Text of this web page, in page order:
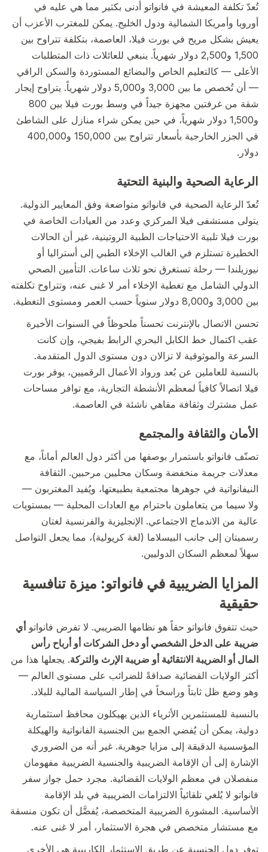
تُعدّ تكلفة المعيشة في فانواتو أدنى بكثير مما هي عليه في
أوروبا وأمريكا الشمالية ودول الخليج. يمكن للمغترب الأعزب أن
يعيش بشكل مريح في بورت فيلا، العاصمة، بتكلفة تتراوح بين
1,500 و2,500 دولار شهرياً. ينبغي للعائلات ذات المتطلبات
الأعلى — كالتعليم الخاص والبضائع المستوردة والسكن الراقي
— أن تُخصص ما بين 3,000 و5,000 دولار شهرياً. يتراوح إيجار
شقة من غرفتين مجهزة جيداً في وسط بورت فيلا بين 800
و1,500 دولار شهرياً، في حين يمكن شراء منازل على الشاطئ
في الجزر الخارجية بأسعار تتراوح بين 150,000 و400,000
دولار.
الرعاية الصحية والبنية التحتية
تُعدّ الرعاية الصحية في فانواتو متواضعة وفق المعايير الدولية.
يتولى مستشفى فيلا المركزي وعدد من العيادات الخاصة في
بورت فيلا تلبية الاحتياجات الطبية الروتينية، غير أن الحالات
الخطيرة تستلزم في الغالب الإخلاء الطبي إلى أستراليا أو
نيوزيلندا — رحلة تستغرق نحو ثلاث ساعات. التأمين الصحي
الدولي الشامل مع تغطية الإخلاء أمر لا غنى عنه، وتتراوح تكلفته
بين 3,000 و8,000 دولار سنوياً حسب العمر ومستوى التغطية.
تحسن الاتصال بالإنترنت تحسناً ملحوظاً في السنوات الأخيرة
عقب اكتمال خط الكابل البحري الرابط بفيجي، وإن كانت
السرعة والموثوقية لا تزالان دون مستوى الدول المتقدمة.
بالنسبة للعاملين عن بُعد ورواد الأعمال الرقميين، يوفر بورت
فيلا اتصالاً كافياً لمعظم الأنشطة التجارية، مع توافر مساحات
عمل مشترك وثقافة مقاهي ناشئة في العاصمة.
الأمان والثقافة والمجتمع
تصنّف فانواتو باستمرار بوصفها من أكثر دول العالم أماناً، مع
معدلات جريمة منخفضة وسكان محليين مرحبين. الثقافة
النيفانواتية في جوهرها مجتمعية بطبيعتها، ويُفيد المغتربون —
ولا سيما من يتعاملون باحترام مع العادات المحلية — بمستويات
عالية من الاندماج الاجتماعي. الإنجليزية والفرنسية لغتان
رسميتان إلى جانب البيسلاما (لغة كريولية)، مما يجعل التواصل
سهلاً لمعظم السكان الدوليين.
المزايا الضريبية في فانواتو: ميزة تنافسية
حقيقية
حيث تتفوق فانواتو حقاً هو نظامها الضريبي. لا تفرض فانواتو أي
ضريبة على الدخل الشخصي أو دخل الشركات أو أرباح رأس
المال أو الضريبة الانتقائية أو ضريبة الإرث والتركة. يجعلها هذا من
أكثر الولايات القضائية صداقةً للضرائب على مستوى العالم —
وهو وضع ظل ثابتاً وراسخاً في إطار السياسة المالية للبلاد.
بالنسبة للمستثمرين الأثرياء الذين يهيكلون محافظ استثمارية
دولية، يمكن أن يُفضي الجمع بين الجنسية الفانواتية والهيكلة
المؤسسية الدقيقة إلى مزايا جوهرية. غير أنه من الضروري
الإشارة إلى أن الإقامة الضريبية والجنسية الضريبية مفهومان
منفصلان في معظم الولايات القضائية. مجرد حمل جواز سفر
فانواتو لا يُلغي تلقائياً الالتزامات الضريبية في بلد الإقامة
الأساسية. المشورة الضريبية المتخصصة، يُفضَّل أن تكون منسقة
مع مستشار متخصص في هجرة الاستثمار، أمر لا غنى عنه.
توفر دول الجنسية عن طريق الاستثمار الكاريبية هي الأخرى